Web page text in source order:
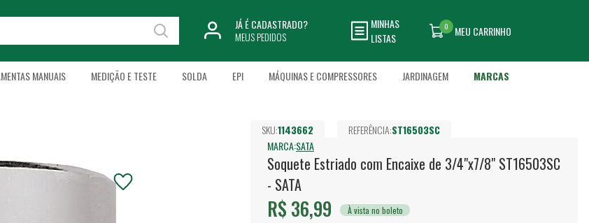
JÁ É CADASTRADO?
MEUS PEDIDOS
MINHAS
LISTAS
MEU CARRINHO
0
MANUAIS MEDIÇÃO E TESTE SOLDA EPI MÁQUINAS E COMPRESSORES JARDINAGEM MARCAS
SKU:1143662 REFERÊNCIA:ST16503SC
MARCA:SATA
Soquete Estriado com Encaixe de 3/4"x7/8" ST16503SC
- SATA
R$ 36,99 À vista no boleto